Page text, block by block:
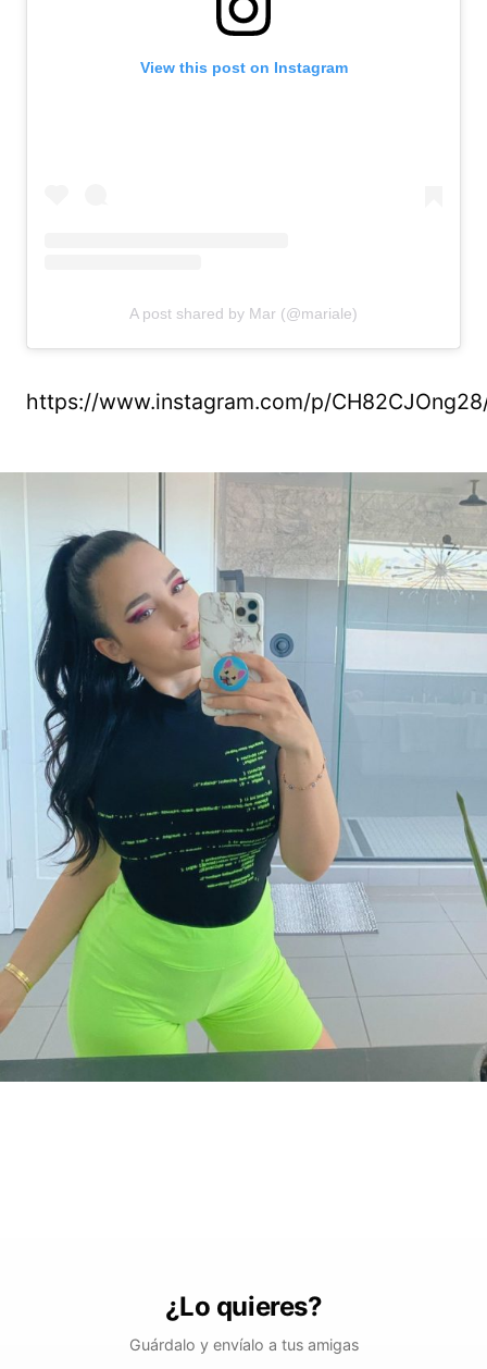
View this post on Instagram
A post shared by Mar (@mariale)
https://www.instagram.com/p/
¿Lo quieres?
Guárdalo y envíalo a tus amigas